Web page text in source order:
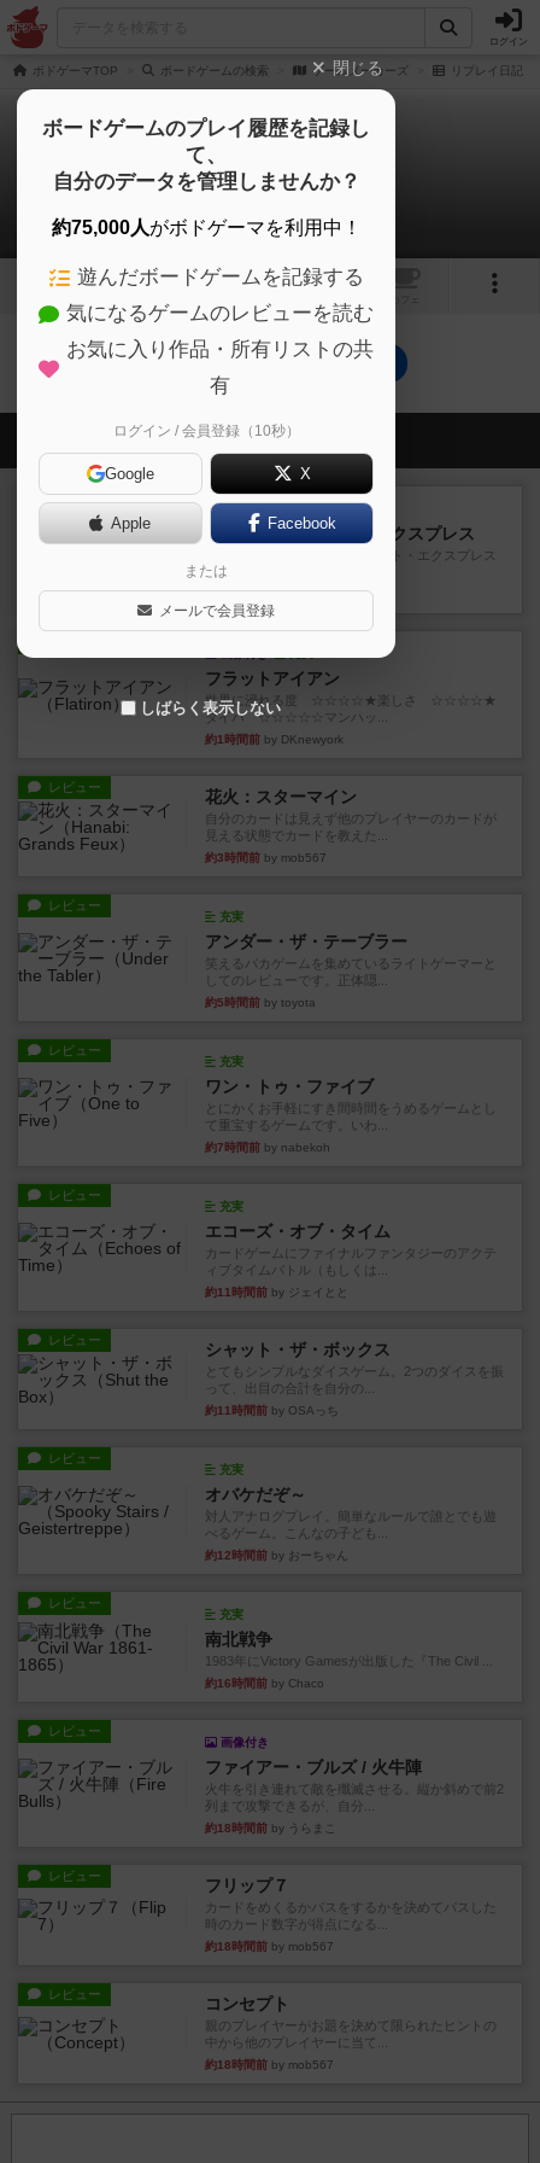
ログイン
ボドゲーマTOP ボードゲームの検索 ゲームメーカーズ リプレイ日記
ゲームメーカーズ
0件のリプレイ日記
1 3
ゲームメーカーズのトップに戻る
会員の新しい投稿
ルール/インスト
トランスオリエント・エクスプレス
乗客の皆様、トランスオリエント・エクスプレス
にご乗車ありがとうございま...
5分前by jurong
フラットアイアン
世界に浸れる度 ☆☆☆☆★楽しさ ☆☆☆☆★
タイパ ☆☆☆☆☆マンハッ...
約1時間前 by DKnewyork
レビュー 花火：スターマイン
自分のカードは見えず他のプレイヤーのカードが
見える状態でカードを教えた...
約3時間前 by mob567
レビュー
充実
アンダー・ザ・テーブラー
笑えるバカゲームを集めているライトゲーマーと
してのレビューです。正体隠...
約5時間前 by toyota
レビュー
充実
ワン・トゥ・ファイブ
とにかくお手軽にすき間時間をうめるゲームとし
て重宝するゲームです。いわ...
約7時間前 by nabekoh
レビュー
充実
エコーズ・オブ・タイム
カードゲームにファイナルファンタジーのアクテ
ィブタイムバトル（もしくは...
約11時間前 by ジェイとと
レビュー シャット・ザ・ボックス
とてもシンプルなダイスゲーム。2つのダイスを振
って、出目の合計を自分の...
約11時間前 by OSAっち
レビュー
充実
オバケだぞ～
対人アナログプレイ。簡単なルールで誰とでも遊
べるゲーム。こんなの子ども...
約12時間前 by おーちゃん
レビュー
充実
南北戦争
1983年にVictory Gamesが出版した『The Civil ...
約16時間前 by Chaco
レビュー
画像付き
ファイアー・ブルズ / 火牛陣
火牛を引き連れて敵を殲滅させる。縦か斜めで前2
列まで攻撃できるが、自分...
約18時間前 by うらまこ
レビュー フリップ７
カードをめくるかパスをするかを決めてパスした
時のカード数字が得点になる...
約18時間前 by mob567
レビュー コンセプト
親のプレイヤーがお題を決めて限られたヒントの
中から他のプレイヤーに当て...
約18時間前 by mob567
閉じる
ボードゲームのプレイ履歴を記録し
て、
自分のデータを管理しませんか？
約75,000人がボドゲーマを利用中！
遊んだボードゲームを記録する
気になるゲームのレビューを読む
お気に入り作品・所有リストの共
有
ログイン / 会員登録（10秒）
Google X
Apple Facebook
または
メールで会員登録
しばらく表示しない